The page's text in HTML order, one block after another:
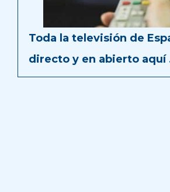
Toda la televisión de
directo y en abierto aquí